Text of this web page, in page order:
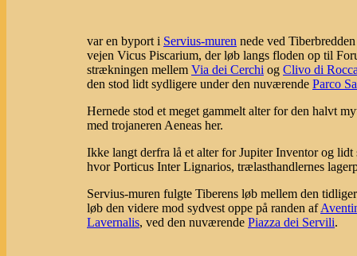
var en byport i Servius-muren nede ved
vejen Vicus Piscarium, der løb langs floden op til
strækningen mellem Via dei Cerchi og Clivo di
den stod lidt sydligere under den nuværende Parco
Hernede stod et meget gammelt alter for den halvt
med trojaneren Aeneas her.
Ikke langt derfra lå et alter for Jupiter Inventor og
hvor Porticus Inter Lignarios, trælasthandlernes
Servius-muren fulgte Tiberens løb mellem den
løb den videre mod sydvest oppe på randen af
Lavernalis, ved den nuværende Piazza dei Servili.